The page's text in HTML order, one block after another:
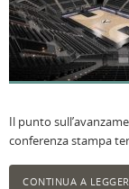
Il punto
conferenza stampa
CONTINUA A